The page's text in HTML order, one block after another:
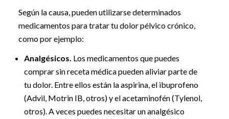
Según la causa, pueden utilizarse determinados
medicamentos para tratar tu dolor pélvico crónico,
como por ejemplo:
Analgésicos. Los medicamentos que puedes
comprar sin receta médica pueden aliviar parte de
tu dolor. Entre ellos están la aspirina, el ibuprofeno
(Advil, Motrin IB, otros) y el acetaminofén (Tylenol,
otros). A veces puedes necesitar un analgésico